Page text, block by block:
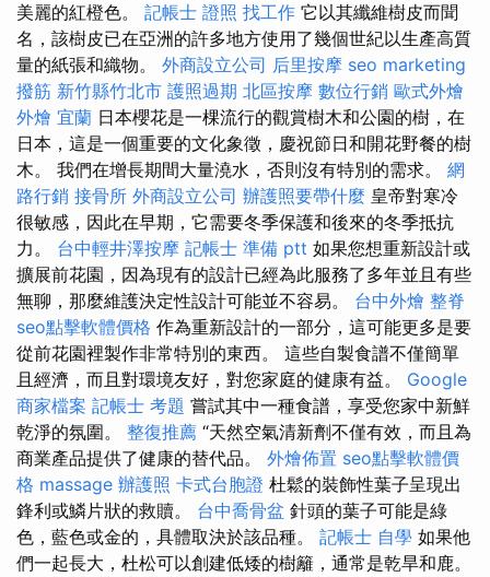
美麗的紅橙色。 記帳士 證照 找工作 它以其纖維樹皮而聞
名，該樹皮已在亞洲的許多地方使用了幾個世紀以生產高質
量的紙張和織物。 外商設立公司 后里按摩 seo marketing
撥筋 新竹縣竹北市 護照過期 北區按摩 數位行銷 歐式外燴
外燴 宜蘭 日本櫻花是一棵流行的觀賞樹木和公園的樹，在
日本，這是一個重要的文化象徵，慶祝節日和開花野餐的樹
木。 我們在增長期間大量澆水，否則沒有特別的需求。 網
路行銷 接骨所 外商設立公司 辦護照要帶什麼 皇帝對寒冷
很敏感，因此在早期，它需要冬季保護和後來的冬季抵抗
力。 台中輕井澤按摩 記帳士 準備 ptt 如果您想重新設計或
擴展前花園，因為現有的設計已經為此服務了多年並且有些
無聊，那麼維護決定性設計可能並不容易。 台中外燴 整脊
seo點擊軟體價格 作為重新設計的一部分，這可能更多是要
從前花園裡製作非常特別的東西。 這些自製食譜不僅簡單
且經濟，而且對環境友好，對您家庭的健康有益。 Google
商家檔案 記帳士 考題 嘗試其中一種食譜，享受您家中新鮮
乾淨的氛圍。 整復推薦 “天然空氣清新劑不僅有效，而且為
商業產品提供了健康的替代品。 外燴佈置 seo點擊軟體價
格 massage 辦護照 卡式台胞證 杜鬆的裝飾性葉子呈現出
鋒利或鱗片狀的救贖。 台中喬骨盆 針頭的葉子可能是綠
色，藍色或金的，具體取決於該品種。 記帳士 自學 如果他
們一起長大，杜松可以創建低矮的樹籬，通常是乾旱和鹿。